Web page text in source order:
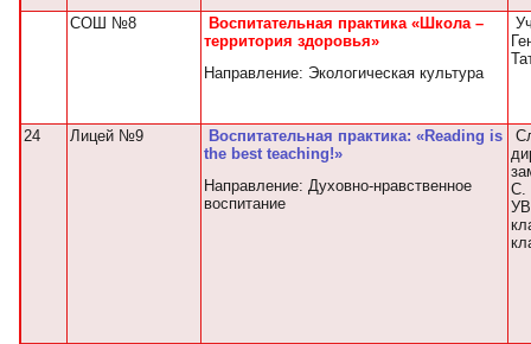
СОШ №8
Воспитательная практика «Школа –
территория здоровья»
Направление: Экологическая культура
24 Лицей №9
Воспитательная практика: «Reading is
the best teaching!»
Направление: Духовно-нравственное
воспитание
С.